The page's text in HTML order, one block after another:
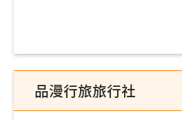
品漫行旅旅行社